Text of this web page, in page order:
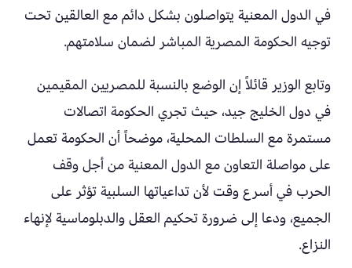
في الدول المعنية يتواصلون بشكل دائم مع العالقين تحت
توجيه الحكومة المصرية المباشر لضمان سلامتهم.
وتابع الوزير قائلاً إن الوضع بالنسبة للمصريين المقيمين
في دول الخليج جيد، حيث تجري الحكومة اتصالات
مستمرة مع السلطات المحلية، موضحاً أن الحكومة تعمل
على مواصلة التعاون مع الدول المعنية من أجل وقف
الحرب في أسرع وقت لأن تداعياتها السلبية تؤثر على
الجميع، ودعا إلى ضرورة تحكيم العقل والدبلوماسية لإنهاء
النزاع.